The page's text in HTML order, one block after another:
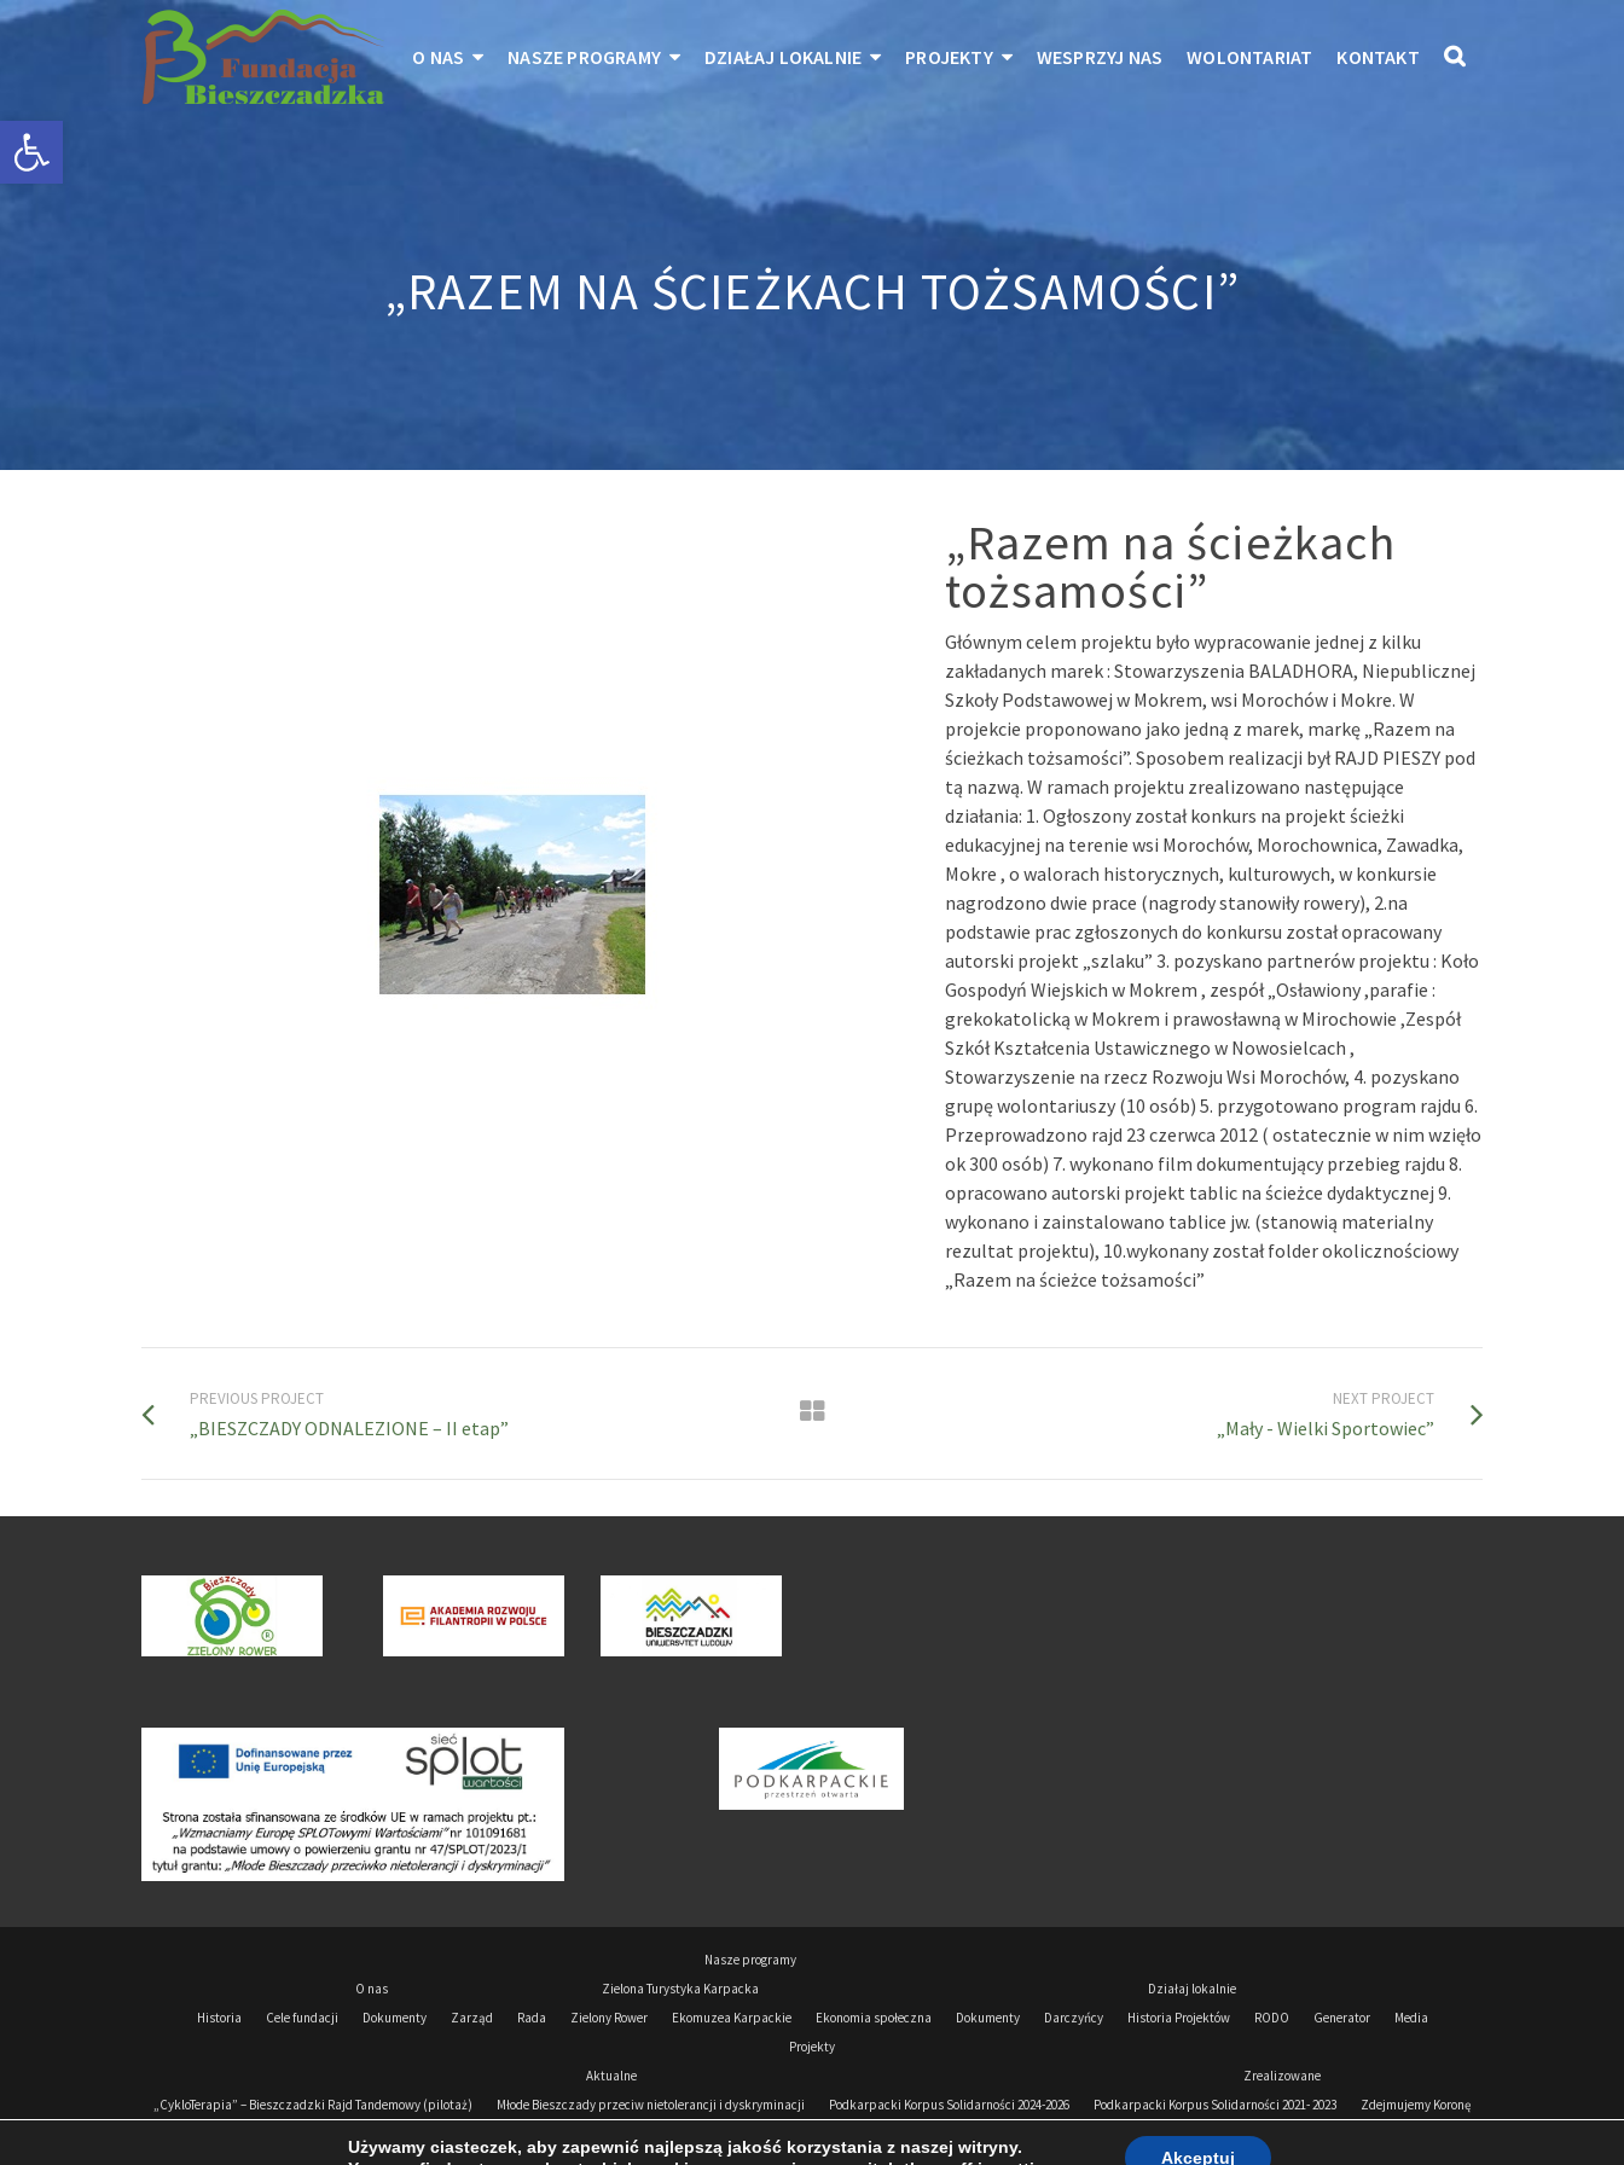
Otwórz pasek narzędzi
O NAS NASZE PROGRAMY DZIAŁAJ LOKALNIE PROJEKTY WESPRZYJ NAS WOLONTARIAT KONTAKT
„RAZEM NA ŚCIEŻKACH TOŻSAMOŚCI”
„Razem na ścieżkach
tożsamości”
Głównym celem projektu było wypracowanie jednej z kilku
zakładanych marek : Stowarzyszenia BALADHORA, Niepublicznej
Szkoły Podstawowej w Mokrem, wsi Morochów i Mokre. W
projekcie proponowano jako jedną z marek, markę „Razem na
ścieżkach tożsamości”. Sposobem realizacji był RAJD PIESZY pod
tą nazwą. W ramach projektu zrealizowano następujące
działania: 1. Ogłoszony został konkurs na projekt ścieżki
edukacyjnej na terenie wsi Morochów, Morochownica, Zawadka,
Mokre , o walorach historycznych, kulturowych, w konkursie
nagrodzono dwie prace (nagrody stanowiły rowery), 2.na
podstawie prac zgłoszonych do konkursu został opracowany
autorski projekt „szlaku” 3. pozyskano partnerów projektu : Koło
Gospodyń Wiejskich w Mokrem , zespół „Osławiony ,parafie :
grekokatolicką w Mokrem i prawosławną w Mirochowie ,Zespół
Szkół Kształcenia Ustawicznego w Nowosielcach ,
Stowarzyszenie na rzecz Rozwoju Wsi Morochów, 4. pozyskano
grupę wolontariuszy (10 osób) 5. przygotowano program rajdu 6.
Przeprowadzono rajd 23 czerwca 2012 ( ostatecznie w nim wzięło
ok 300 osób) 7. wykonano film dokumentujący przebieg rajdu 8.
opracowano autorski projekt tablic na ścieżce dydaktycznej 9.
wykonano i zainstalowano tablice jw. (stanowią materialny
rezultat projektu), 10.wykonany został folder okolicznościowy
„Razem na ścieżce tożsamości”
PREVIOUS PROJECT
„BIESZCZADY ODNALEZIONE – II etap”
NEXT PROJECT
„Mały - Wielki Sportowiec”
O nas
Historia
Cele fundacji Dokumenty Zarząd Rada
Nasze programy
Zielona Turystyka Karpacka
Zielony Rower
Ekomuzea Karpackie Ekonomia społeczna
Działaj lokalnie
Dokumenty
Darczyńcy Historia Projektów RODO Generator
Media
Projekty
Aktualne
„CykloTerapia” – Bieszczadzki Rajd Tandemowy (pilotaż)
Młode Bieszczady przeciw nietolerancji i dyskryminacji Podkarpacki Korpus Solidarności 2024-2026
Zrealizowane
Podkarpacki Korpus Solidarności 2021- 2023
Zdejmujemy Koronę
Używamy ciasteczek, aby zapewnić najlepszą jakość korzystania z naszej witryny.
Akceptuj